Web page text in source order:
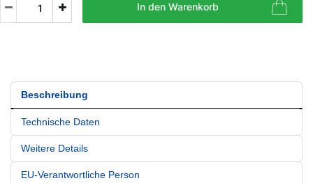
In den Warenkorb
Beschreibung
Technische Daten
Weitere Details
EU-Verantwortliche Person